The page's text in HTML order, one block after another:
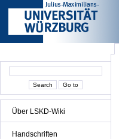
Über LSKD-Wiki
Handschriften